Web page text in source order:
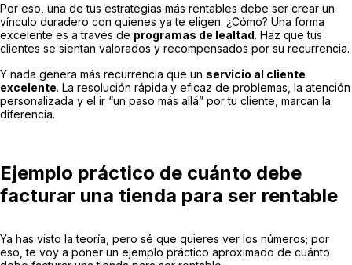
Por eso, una de tus estrategias más rentables debe ser crear un
vínculo duradero con quienes ya te eligen. ¿Cómo? Una forma
excelente es a través de programas de lealtad. Haz que tus
clientes se sientan valorados y recompensados por su recurrencia.
Y nada genera más recurrencia que un servicio al cliente
excelente. La resolución rápida y eficaz de problemas, la atención
personalizada y el ir “un paso más allá” por tu cliente, marcan la
diferencia.
Ejemplo práctico de cuánto debe
facturar una tienda para ser rentable
Ya has visto la teoría, pero sé que quieres ver los números; por
eso, te voy a poner un ejemplo práctico aproximado de cuánto